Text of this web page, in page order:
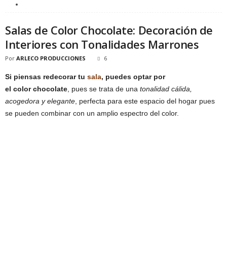
Salas de Color Chocolate: Decoración de
Interiores con Tonalidades Marrones
Por ARLECO PRODUCCIONES 6
Si piensas redecorar tu sala, puedes optar por
el color chocolate , pues se trata de una tonalidad cálida,
acogedora y elegante , perfecta para este espacio del hogar pues
se pueden combinar con un amplio espectro del color.